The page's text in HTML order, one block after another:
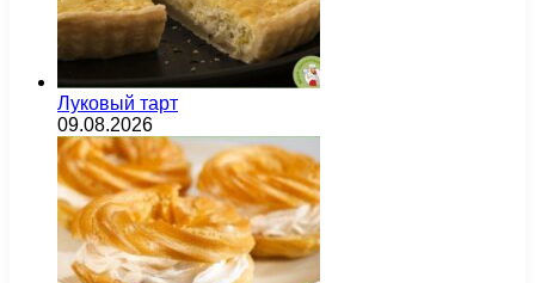
Луковый тарт
09.08.2026